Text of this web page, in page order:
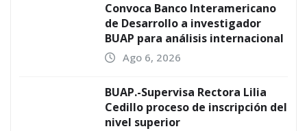
Convoca Banco Interamericano
de Desarrollo a investigador
BUAP para análisis internacional
Ago 6, 2026
BUAP.-Supervisa Rectora Lilia
Cedillo proceso de inscripción del
nivel superior